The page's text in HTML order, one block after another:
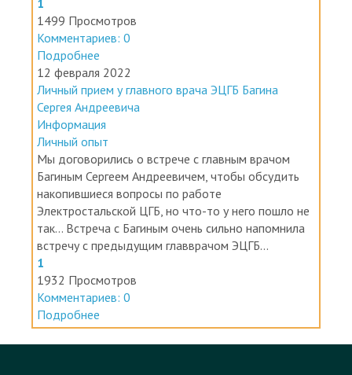
1499 Просмотров
Комментариев: 0
Подробнее
12 февраля 2022
Личный прием у главного врача ЭЦГБ Багина
Сергея Андреевича
Информация
Личный опыт
Мы договорились о встрече с главным врачом
Багиным Сергеем Андреевичем, чтобы обсудить
накопившиеся вопросы по работе
Электростальской ЦГБ, но что-то у него пошло не
так... Встреча с Багиным очень сильно напомнила
встречу с предыдущим главврачом ЭЦГБ...
1
1932 Просмотров
Комментариев: 0
Подробнее